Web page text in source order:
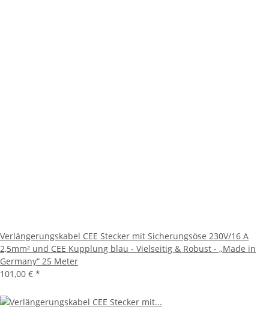
Verlängerungskabel CEE Stecker mit Sicherungsöse 230V/16 A
2,5mm² und CEE Kupplung blau - Vielseitig & Robust - „Made in
Germany“ 25 Meter
101,00 € *